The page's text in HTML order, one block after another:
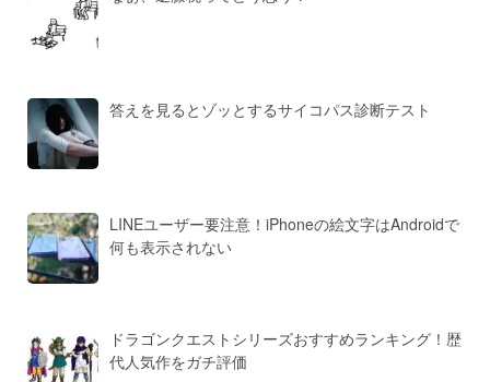
答えを見るとゾッとするサイコパス診断テスト
LINEユーザー要注意！iPhoneの絵文字はAndroidで
何も表示されない
ドラゴンクエストシリーズおすすめランキング！歴
代人気作をガチ評価